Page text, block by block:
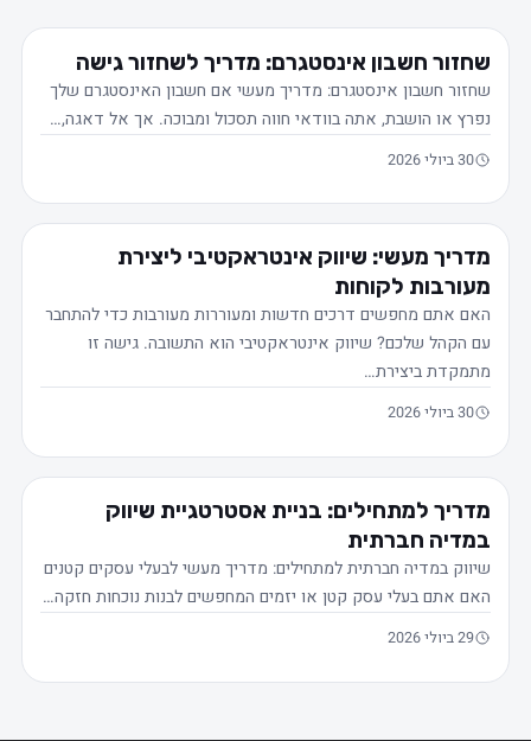
שחזור חשבון אינסטגרם: מדריך לשחזור גישה
שחזור חשבון אינסטגרם: מדריך מעשי אם חשבון האינסטגרם שלך
נפרץ או הושבת, אתה בוודאי חווה תסכול ומבוכה. אך אל דאגה,…
30 ביולי 2026
מדריך מעשי: שיווק אינטראקטיבי ליצירת
מעורבות לקוחות
האם אתם מחפשים דרכים חדשות ומעוררות מעורבות כדי להתחבר
עם הקהל שלכם? שיווק אינטראקטיבי הוא התשובה. גישה זו
מתמקדת ביצירת…
30 ביולי 2026
מדריך למתחילים: בניית אסטרטגיית שיווק
במדיה חברתית
שיווק במדיה חברתית למתחילים: מדריך מעשי לבעלי עסקים קטנים
האם אתם בעלי עסק קטן או יזמים המחפשים לבנות נוכחות חזקה…
29 ביולי 2026